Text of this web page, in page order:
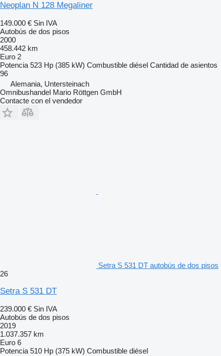
Neoplan N 128 Megaliner
149.000 € Sin IVA
Autobús de dos pisos
2000
458.442 km
Euro 2
Potencia 523 Hp (385 kW) Combustible diésel Cantidad de asientos
96
Alemania, Untersteinach
Omnibushandel Mario Röttgen GmbH
Contacte con el vendedor
Setra S 531 DT autobús de dos pisos
26
Setra S 531 DT
239.000 € Sin IVA
Autobús de dos pisos
2019
1.037.357 km
Euro 6
Potencia 510 Hp (375 kW) Combustible diésel